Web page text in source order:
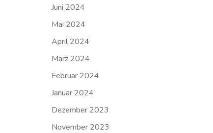
Juni 2024
Mai 2024
April 2024
März 2024
Februar 2024
Januar 2024
Dezember 2023
November 2023